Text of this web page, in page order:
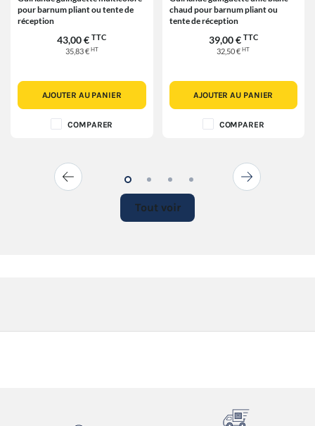
pour barnum pliant ou tente de
réception
43,00 € TTC
35,83 € HT
AJOUTER AU PANIER
COMPARER
chaud pour barnum pliant ou
tente de réception
39,00 € TTC
32,50 €HT
AJOUTER AU PANIER
COMPARER
Tout voir